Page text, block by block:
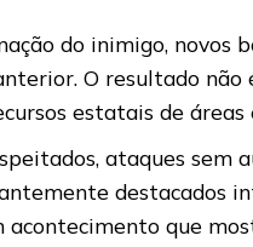
do inimigo, novos
O resultado
estatais de áreas
ataques sem
destacados
que